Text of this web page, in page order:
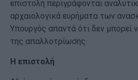
επιστολή περιγράφονται
αρχαιολογικά ευρήματα των
Υπουργός απαντά ότι δεν μπορεί
της απαλλοτρίωσης.
Η επιστολή